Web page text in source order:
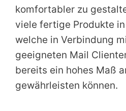
komfortabler zu
viele fertige Produkte
welche in Verbindung
geeigneten Mail
bereits ein hohes Maß
gewährleisten können.